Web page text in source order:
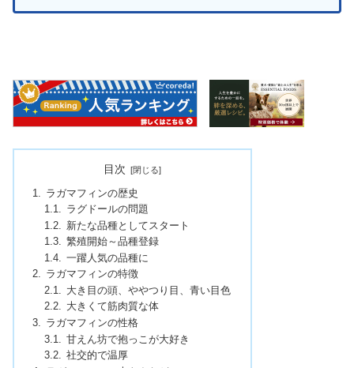
目次
ラガマフィンの歴史
ラグドールの問題
新たな品種としてスタート
繁殖開始～品種登録
一躍人気の品種に
ラガマフィンの特徴
大き目の頭、ややつり目、青い目色
大きくて筋肉質な体
ラガマフィンの性格
甘えん坊で抱っこが大好き
社交的で温厚